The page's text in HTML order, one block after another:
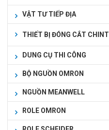
VẬT TƯ TIẾP ĐỊA
THIẾT BỊ ĐÓNG CẮT CHINT
DUNG CỤ THI CÔNG
BỘ NGUỒN OMRON
NGUỒN MEANWELL
ROLE OMRON